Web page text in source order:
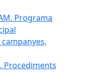
Programa
Procediments